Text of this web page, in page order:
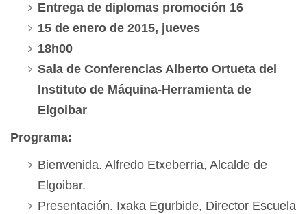
Entrega de diplomas promoción 16
15 de enero de 2015, jueves
18h00
Sala de Conferencias Alberto Ortueta del
Instituto de Máquina-Herramienta de
Elgoibar
Programa:
Bienvenida. Alfredo Etxeberria, Alcalde de
Elgoibar.
Presentación. Ixaka Egurbide, Director Escuela